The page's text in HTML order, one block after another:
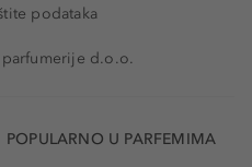
podataka
d.o.o.
POPULARNO U PARFEMIMA